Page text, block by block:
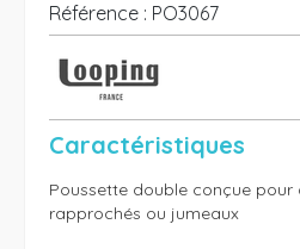
Référence : PO3067
Caractéristiques
Poussette double conçue pour
rapprochés ou jumeaux